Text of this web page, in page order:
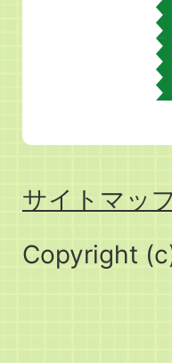
サイトマッ
Copyright